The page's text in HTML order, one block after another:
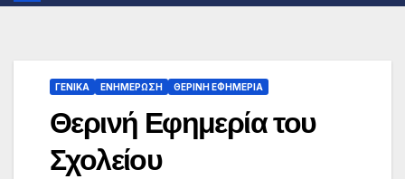
ΓΕΝΙΚΑ ΕΝΗΜΕΡΩΣΗ ΘΕΡΙΝΗ ΕΦΗΜΕΡΙΑ
Θερινή Εφημερία του
Σχολείου